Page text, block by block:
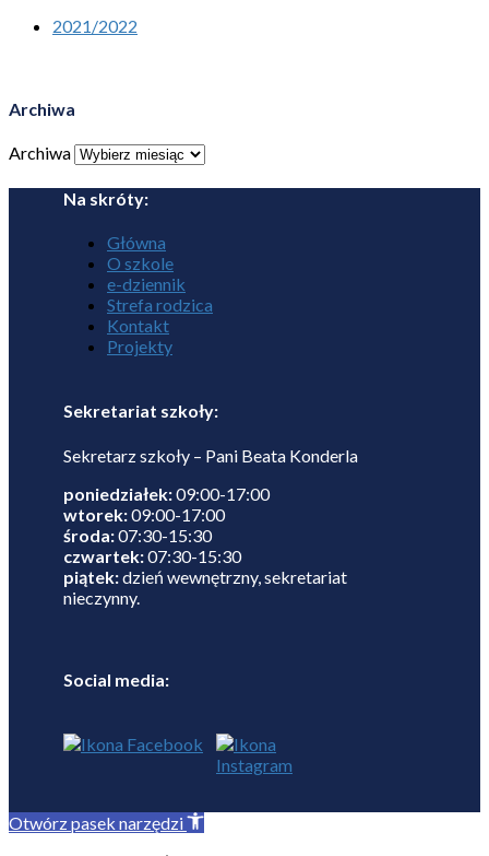
2021/2022
Archiwa
Archiwa
Na skróty:
Główna
O szkole
e-dziennik
Strefa rodzica
Kontakt
Projekty
Sekretariat szkoły:
Sekretarz szkoły – Pani Beata Konderla
poniedziałek:09:00-17:00
wtorek:09:00-17:00
środa:07:30-15:30
czwartek:07:30-15:30
piątek:dzień wewnętrzny, sekretariat
nieczynny.
Social media:
Otwórz pasek narzędzi